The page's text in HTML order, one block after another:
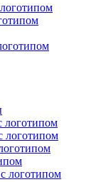
логотипом
логотипом
логотипом